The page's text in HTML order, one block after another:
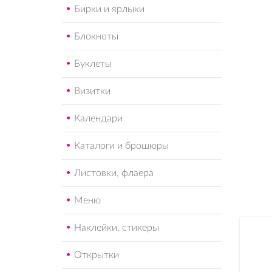
Бирки и ярлыки
Блокноты
Буклеты
Визитки
Календари
Каталоги и брошюры
Листовки, флаера
Меню
Наклейки, стикеры
Открытки